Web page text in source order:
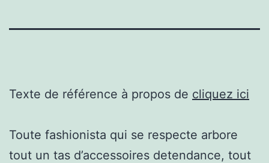
Texte de référence à propos de cliquez ici
Toute fashionista qui se respecte arbore
tout un tas d’accessoires detendance, tout